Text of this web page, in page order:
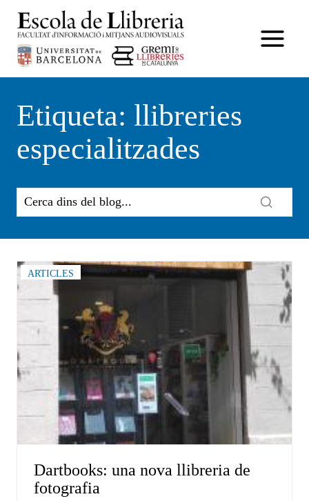
contingut
Etiqueta: llibreries
especialitzades
ARTICLES
Dartbooks: una nova llibreria de
fotografia